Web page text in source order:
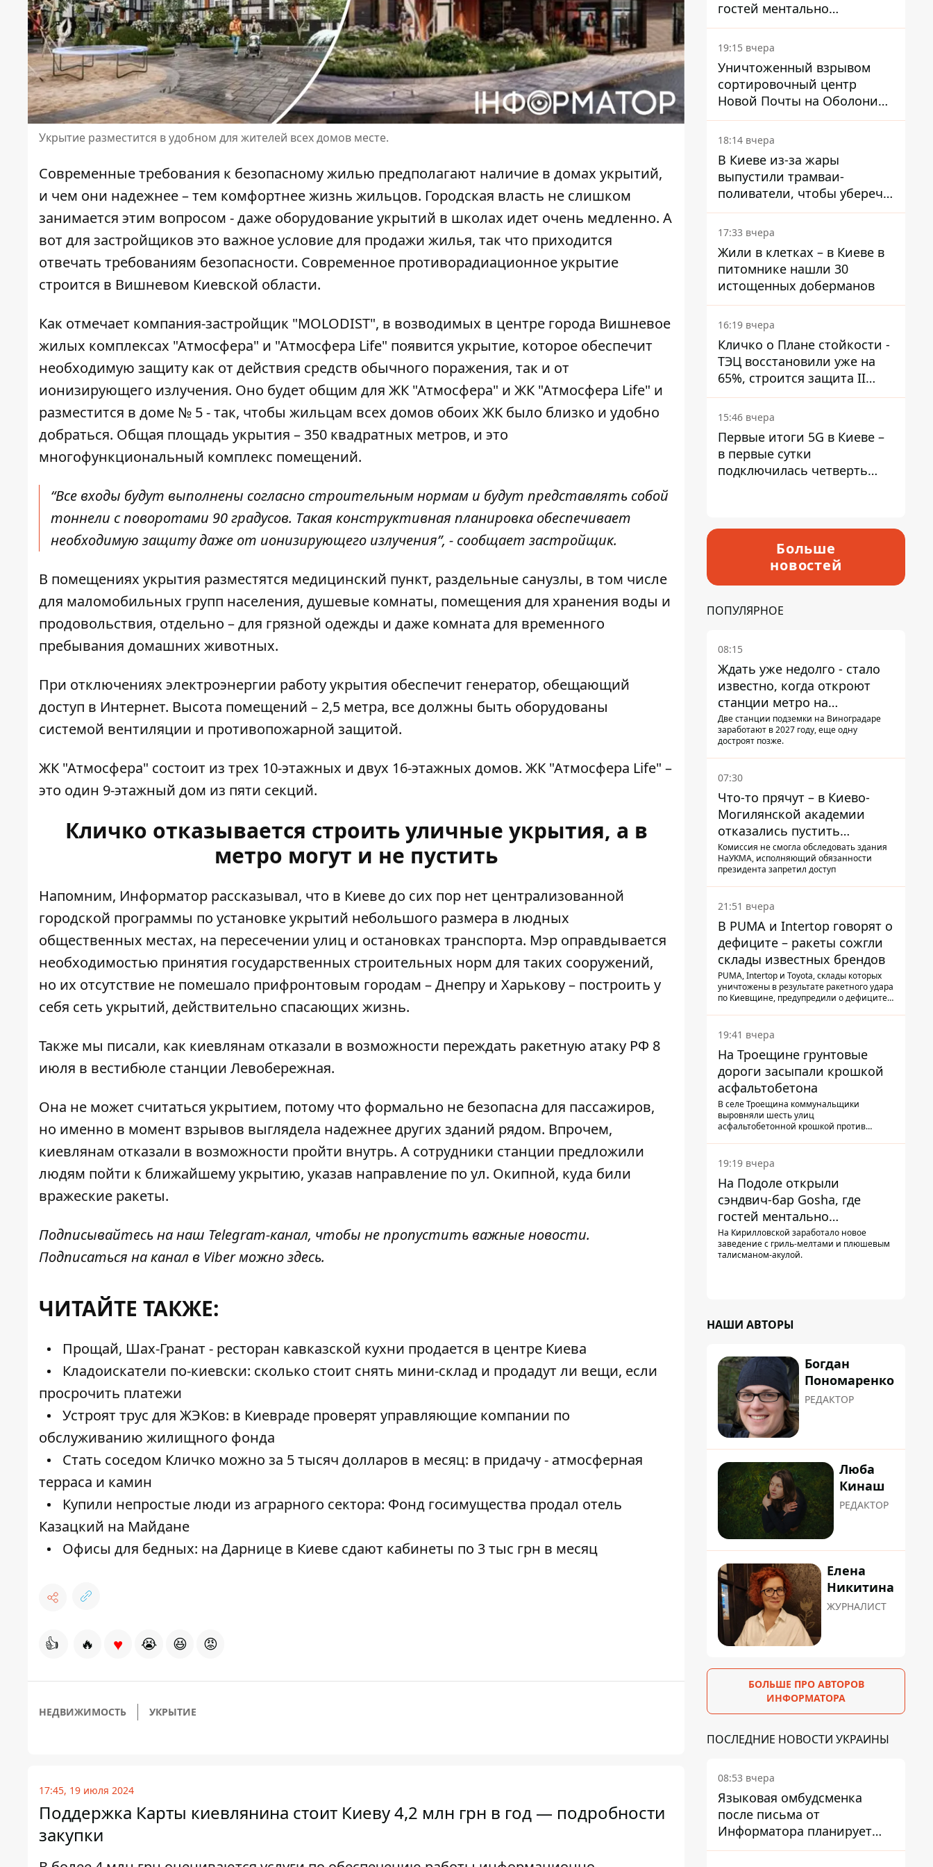
Укрытие разместится в удобном для жителей всех домов месте.
Современные требования к безопасному жилью предполагают наличие в домах укрытий,
и чем они надежнее – тем комфортнее жизнь жильцов. Городская власть не слишком
занимается этим вопросом - даже оборудование укрытий в школах идет очень медленно. А
вот для застройщиков это важное условие для продажи жилья, так что приходится
отвечать требованиям безопасности. Современное противорадиационное укрытие
строится в Вишневом Киевской области.
Как отмечает компания-застройщик "MOLODIST", в возводимых в центре города Вишневое
жилых комплексах "Атмосфера" и "Атмосфера Life" появится укрытие, которое обеспечит
необходимую защиту как от действия средств обычного поражения, так и от
ионизирующего излучения. Оно будет общим для ЖК "Атмосфера" и ЖК "Атмосфера Life" и
разместится в доме № 5 - так, чтобы жильцам всех домов обоих ЖК было близко и удобно
добраться. Общая площадь укрытия – 350 квадратных метров, и это
многофункциональный комплекс помещений.
“Все входы будут выполнены согласно строительным нормам и будут представлять собой
тоннели с поворотами 90 градусов. Такая конструктивная планировка обеспечивает
необходимую защиту даже от ионизирующего излучения”, - сообщает застройщик.
В помещениях укрытия разместятся медицинский пункт, раздельные санузлы, в том числе
для маломобильных групп населения, душевые комнаты, помещения для хранения воды и
продовольствия, отдельно – для грязной одежды и даже комната для временного
пребывания домашних животных.
При отключениях электроэнергии работу укрытия обеспечит генератор, обещающий
доступ в Интернет. Высота помещений – 2,5 метра, все должны быть оборудованы
системой вентиляции и противопожарной защитой.
ЖК "Атмосфера" состоит из трех 10-этажных и двух 16-этажных домов. ЖК "Атмосфера Life" –
это один 9-этажный дом из пяти секций.
Кличко отказывается строить уличные укрытия, а в
метро могут и не пустить
Напомним, Информатор рассказывал, что в Киеве до сих пор нет централизованной
городской программы по установке укрытий небольшого размера в людных
общественных местах, на пересечении улиц и остановках транспорта. Мэр оправдывается
необходимостью принятия государственных строительных норм для таких сооружений,
но их отсутствие не помешало прифронтовым городам – Днепру и Харькову – построить у
себя сеть укрытий, действительно спасающих жизнь.
Также мы писали, как киевлянам отказали в возможности переждать ракетную атаку РФ 8
июля в вестибюле станции Левобережная.
Она не может считаться укрытием, потому что формально не безопасна для пассажиров,
но именно в момент взрывов выглядела надежнее других зданий рядом. Впрочем,
киевлянам отказали в возможности пройти внутрь. А сотрудники станции предложили
людям пойти к ближайшему укрытию, указав направление по ул. Окипной, куда били
вражеские ракеты.
Подписывайтесь на наш Telegram-канал, чтобы не пропустить важные новости.
Подписаться на канал в Viber можноздесь.
ЧИТАЙТЕ ТАКЖЕ:
Прощай, Шах-Гранат - ресторан кавказской кухни продается в центре Киева
Кладоискатели по-киевски: сколько стоит снять мини-склад и продадут ли вещи, если
просрочить платежи
Устроят трус для ЖЭКов: в Киевраде проверят управляющие компании по
обслуживанию жилищного фонда
Стать соседом Кличко можно за 5 тысяч долларов в месяц: в придачу - атмосферная
терраса и камин
Купили непростые люди из аграрного сектора: Фонд госимущества продал отель
Казацкий на Майдане
Офисы для бедных: на Дарнице в Киеве сдают кабинеты по 3 тыс грн в месяц
👍 🔥 ♥ 😭 😆 😡
НЕДВИЖИМОСТЬ УКРЫТИЕ
17:45, 19 июля 2024
Поддержка Карты киевлянина стоит Киеву 4,2 млн грн в год — подробности
закупки
гостей ментально
разгружает акула
19:15 вчера
Уничтоженный взрывом
сортировочный центр
Новой Почты на Оболони
заработал – выдают
посылки
18:14 вчера
В Киеве из-за жары
выпустили трамваи-
поливатели, чтобы уберечь
рельсы от деформации
17:33 вчера
Жили в клетках – в Киеве в
питомнике нашли 30
истощенных доберманов
16:19 вчера
Кличко о Плане стойкости -
ТЭЦ восстановили уже на
65%, строится защита II
уровня
15:46 вчера
Первые итоги 5G в Киеве –
в первые сутки
подключилась четверть
Больше
новостей
ПОПУЛЯРНОЕ
08:15
Ждать уже недолго - стало
известно, когда откроют
станции метро на
Виноградаре
Две станции подземки на Виноградаре
заработают в 2027 году, еще одну
достроят позже.
07:30
Что-то прячут – в Киево-
Могилянской академии
отказались пустить
комиссию по охране
памятников на территорию
Комиссия не смогла обследовать здания
НаУКМА, исполняющий обязанности
президента запретил доступ
21:51 вчера
В PUMA и Intertop говорят о
дефиците – ракеты сожгли
склады известных брендов
PUMA, Intertop и Toyota, склады которых
уничтожены в результате ракетного удара
по Киевщине, предупредили о дефиците
19:41 вчера
На Троещине грунтовые
дороги засыпали крошкой
асфальтобетона
В селе Троещина коммунальщики
выровняли шесть улиц
асфальтобетонной крошкой против
19:19 вчера
На Подоле открыли
сэндвич-бар Gosha, где
гостей ментально
разгружает акула
На Кирилловской заработало новое
заведение с гриль-мелтами и плюшевым
талисманом-акулой.
НАШИ АВТОРЫ
Богдан
Пономаренко
РЕДАКТОР
Люба
Кинаш
РЕДАКТОР
Елена
Никитина
ЖУРНАЛИСТ
БОЛЬШЕ ПРО АВТОРОВ
ИНФОРМАТОРА
ПОСЛЕДНИЕ НОВОСТИ УКРАИНЫ
08:53 вчера
Языковая омбудсменка
после письма от
Информатора планирует
наказать компанию-